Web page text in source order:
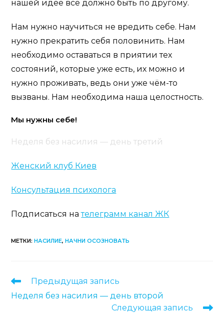
нашей идее все должно быть по другому.
Нам нужно научиться не вредить себе. Нам
нужно прекратить себя половинить. Нам
необходимо оставаться в приятии тех
состояний, которые уже есть, их можно и
нужно проживать, ведь они уже чём-то
вызваны. Нам необходима наша целостность.
Мы нужны себе!
Неделя без насилия — день третий
Женский клуб Киев
Консультация психолога
Подписаться нателеграмм канал ЖК
МЕТКИ:НАСИЛИЕ, НАЧНИ ОСОЗНОВАТЬ
Еще
Предыдущая запись
Неделя без насилия — день второй
Следующая запись